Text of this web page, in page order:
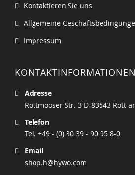
Kontaktieren Sie uns
Allgemeine
Impressum
KONTAKTINFORMATIONEN
Adresse
Rottmooser Str. 3 D-83543 Rott
Telefon
Tel. +49 - (0) 80 39 - 90 95 8-0
Email
shop.h@hywo.com